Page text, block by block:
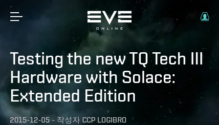
Testing the new TQ Tech III
Hardware with Solace:
Extended Edition
2015-12-05 - 작성자 CCP LOGIBRO